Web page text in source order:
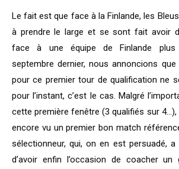
Le fait est que face à la Finlande, les
à prendre le large et se sont fait avoir
face à une équipe de Finlande plus
septembre dernier, nous annoncions
pour ce premier tour de qualification ne
pour l’instant, c’est le cas. Malgré
cette première fenêtre (3 qualifiés sur 4…),
encore vu un premier bon match
sélectionneur, qui, on en est persuadé, a
d’avoir enfin l’occasion de coacher un